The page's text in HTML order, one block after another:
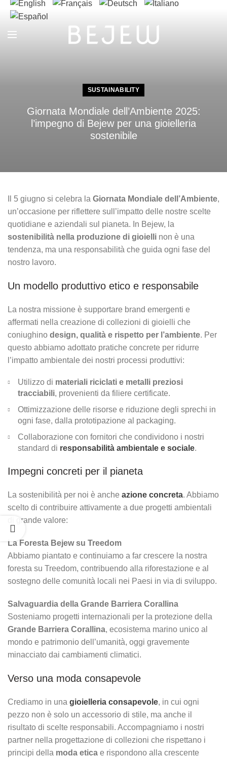
SUSTAINABILITY
Giornata Mondiale dell’Ambiente 2025:
l’impegno di Bejew per una gioielleria
sostenibile
Il 5 giugno si celebra la Giornata Mondiale dell’Ambiente,
un’occasione per riflettere sull’impatto delle nostre scelte
quotidiane e aziendali sul pianeta. In Bejew, la
sostenibilità nella produzione di gioielli non è una
tendenza, ma una responsabilità che guida ogni fase del
nostro lavoro.
Un modello produttivo etico e responsabile
La nostra missione è supportare brand emergenti e
affermati nella creazione di collezioni di gioielli che
coniughino design, qualità e rispetto per l’ambiente. Per
questo abbiamo adottato pratiche concrete per ridurre
l’impatto ambientale dei nostri processi produttivi:
Utilizzo di materiali riciclati e metalli preziosi
tracciabili, provenienti da filiere certificate.
Ottimizzazione delle risorse e riduzione degli sprechi in
ogni fase, dalla prototipazione al packaging.
Collaborazione con fornitori che condividono i nostri
standard di responsabilità ambientale e sociale.
Impegni concreti per il pianeta
La sostenibilità per noi è anche azione concreta. Abbiamo
scelto di contribuire attivamente a due progetti ambientali
di grande valore:
La Foresta Bejew su Treedom
Abbiamo piantato e continuiamo a far crescere la nostra
foresta su Treedom, contribuendo alla riforestazione e al
sostegno delle comunità locali nei Paesi in via di sviluppo.
Salvaguardia della Grande Barriera Corallina
Sosteniamo progetti internazionali per la protezione della
Grande Barriera Corallina, ecosistema marino unico al
mondo e patrimonio dell’umanità, oggi gravemente
minacciato dai cambiamenti climatici.
Verso una moda consapevole
Crediamo in una gioielleria consapevole, in cui ogni
pezzo non è solo un accessorio di stile, ma anche il
risultato di scelte responsabili. Accompagniamo i nostri
partner nella progettazione di collezioni che rispettano i
principi della moda etica e rispondono alla crescente